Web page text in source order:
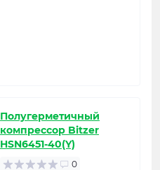
Полугерметичный
компрессор Bitzer
HSN6451-40(Y)
0